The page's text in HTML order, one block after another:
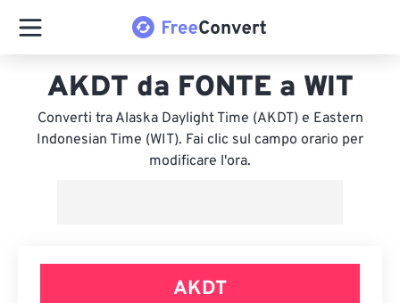
AKDT da FONTE a WIT
Converti tra Alaska Daylight Time (AKDT) e Eastern
Indonesian Time (WIT). Fai clic sul campo orario per
modificare l'ora.
AKDT